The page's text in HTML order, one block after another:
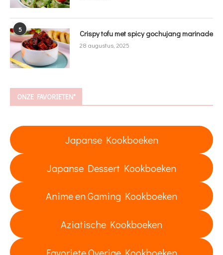
5 Crispy tofu met spicy gochujang marinade
28 augustus, 2025
ONZE FAVORIETEN*
Japanse Kookboeken
Japanse Dessert Kookboeken
Anime en Gaming Kookboeken
Aziatische Kookboeken
Favoriete Overige Kookboeken